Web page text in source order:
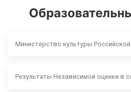
Министерство культуры
Результаты Независимой оценки в